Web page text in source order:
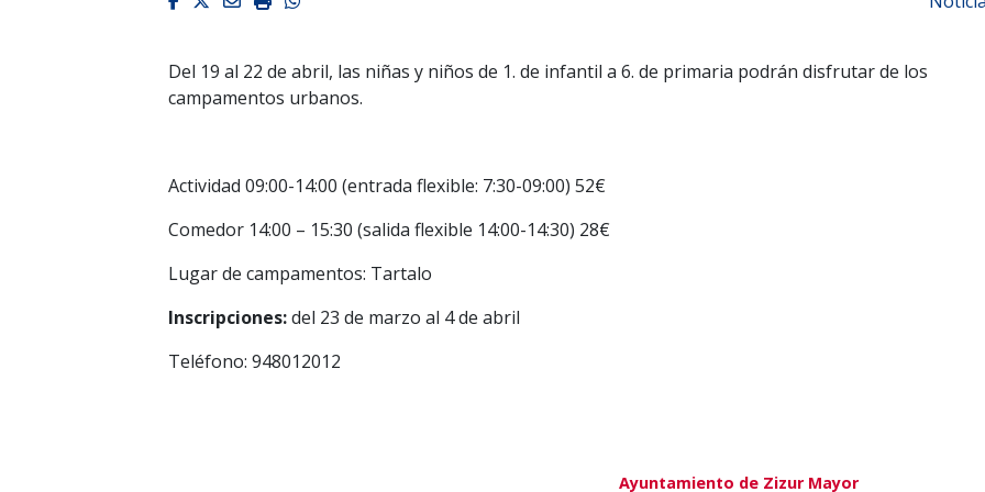
Del 19 al 22 de abril, las niñas y niños de 1. de infantil a 6. de primaria podrán disfrutar de los
campamentos urbanos.
Actividad 09:00-14:00 (entrada flexible: 7:30-09:00) 52€
Comedor 14:00 – 15:30 (salida flexible 14:00-14:30) 28€
Lugar de campamentos: Tartalo
Inscripciones:del 23 de marzo al 4 de abril
Teléfono: 948012012
Ayuntamiento de Zizur Mayor